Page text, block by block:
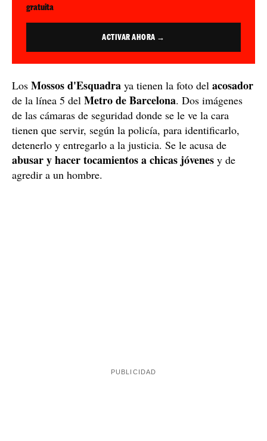
gratuita
ACTIVAR AHORA →
Los Mossos d'Esquadra ya tienen la foto del acosador
de la línea 5 del Metro de Barcelona. Dos imágenes
de las cámaras de seguridad donde se le ve la cara
tienen que servir, según la policía, para identificarlo,
detenerlo y entregarlo a la justicia. Se le acusa de
abusar y hacer tocamientos a chicas jóvenes y de
agredir a un hombre.